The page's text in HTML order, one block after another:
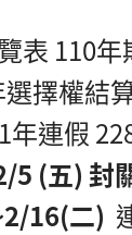
表 110年
擇權結
連假
5 (五) 封
16(二)